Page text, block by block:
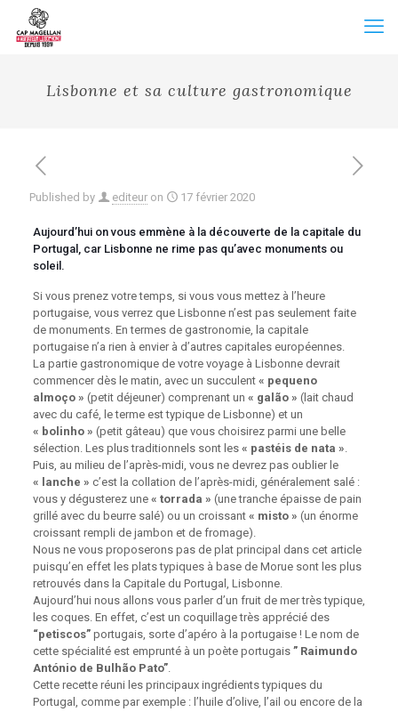
Lisbonne et sa culture gastronomique
Published by editeur on 17 février 2020
Aujourd’hui on vous emmène à la découverte de la capitale du
Portugal, car Lisbonne ne rime pas qu’avec monuments ou
soleil.
Si vous prenez votre temps, si vous vous mettez à l’heure
portugaise, vous verrez que Lisbonne n’est pas seulement faite
de monuments. En termes de gastronomie, la capitale
portugaise n’a rien à envier à d’autres capitales européennes.
La partie gastronomique de votre voyage à Lisbonne devrait
commencer dès le matin, avec un succulent « pequeno
almoço » (petit déjeuner) comprenant un « galão » (lait chaud
avec du café, le terme est typique de Lisbonne) et un
« bolinho » (petit gâteau) que vous choisirez parmi une belle
sélection. Les plus traditionnels sont les « pastéis de nata ».
Puis, au milieu de l’après-midi, vous ne devrez pas oublier le
« lanche » c’est la collation de l’après-midi, généralement salé :
vous y dégusterez une« torrada » (une tranche épaisse de pain
grillé avec du beurre salé) ou un croissant « misto » (un énorme
croissant rempli de jambon et de fromage).
Nous ne vous proposerons pas de plat principal dans cet article
puisqu’en effet les plats typiques à base de Morue sont les plus
retrouvés dans la Capitale du Portugal, Lisbonne.
Aujourd’hui nous allons vous parler d’un fruit de mer très typique,
les coques. En effet, c’est un coquillage très apprécié des
“petiscos”portugais, sorte d’apéro à la portugaise ! Le nom de
cette spécialité est emprunté à un poète portugais ” Raimundo
António de Bulhão Pato”.
Cette recette réuni les principaux ingrédients typiques du
Portugal, comme par exemple : l’huile d’olive, l’ail ou encore de la